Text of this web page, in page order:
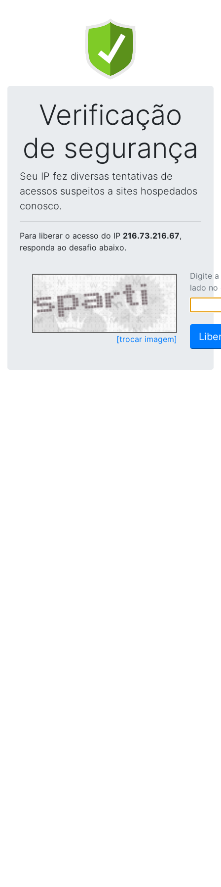
Verificação
de segurança
Seu IP fez diversas tentativas de
acessos suspeitos a sites hospedados
conosco.
Para liberar o acesso do IP 216.73.216.67,
responda ao desafio abaixo.
[trocar imagem]
Digite
lado no